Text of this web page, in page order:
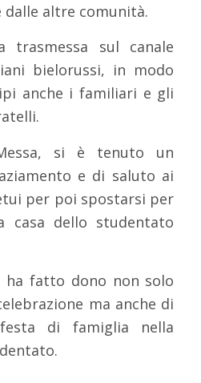
dalle altre comunità.
trasmessa sul canale
bielorussi, in modo
anche i familiari e gli
si è tenuto un
e di saluto ai
per poi spostarsi per
casa dello studentato
ha fatto dono non solo
ma anche di
di famiglia nella